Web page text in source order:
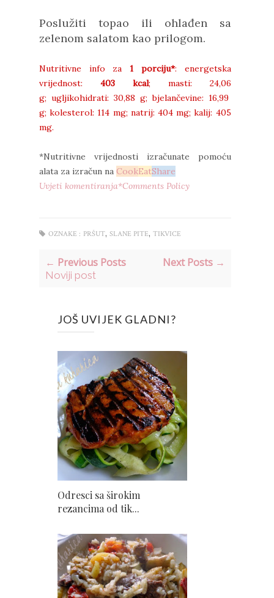
Poslužiti topao ili ohlađen sa
zelenom salatom kao prilogom.
Nutritivne info za1 porciju*: energetska
vrijednost: 403 kcal; masti: 24,06
g; ugljikohidrati: 30,88 g;bjelančevine: 16,99
g;kolesterol: 114 mg; natrij:404 mg;kalij: 405
mg.
*Nutritivne vrijednosti izračunate pomoću
alata za izračun na CookEatShare
Uvjeti komentiranja*Comments Policy
OZNAKE : PRŠUT, SLANE PITE, TIKVICE
← Previous Posts
Noviji post
Next Posts →
JOŠ UVIJEK GLADNI?
Odresci sa širokim
rezancima od tik...